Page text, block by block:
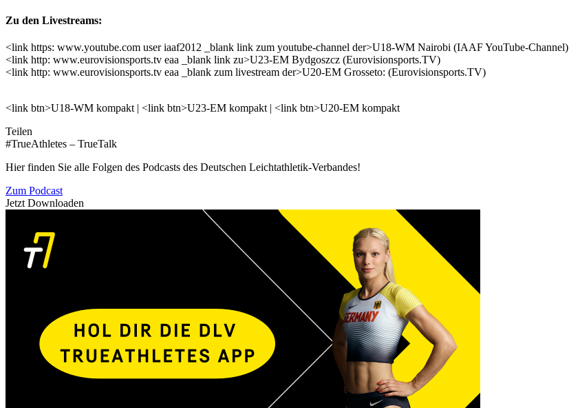
Zu den Livestreams:
<link https: www.youtube.com user iaaf2012 _blank link zum youtube-channel der>U18-WM Nairobi (IAAF YouTube-Channel)
<link http: www.eurovisionsports.tv eaa _blank link zu>U23-EM Bydgoszcz (Eurovisionsports.TV)
<link http: www.eurovisionsports.tv eaa _blank zum livestream der>U20-EM Grosseto: (Eurovisionsports.TV)
<link btn>U18-WM kompakt | <link btn>U23-EM kompakt | <link btn>U20-EM kompakt
Teilen
#TrueAthletes – TrueTalk
Hier finden Sie alle Folgen des Podcasts des Deutschen Leichtathletik-Verbandes!
Zum Podcast
Jetzt Downloaden